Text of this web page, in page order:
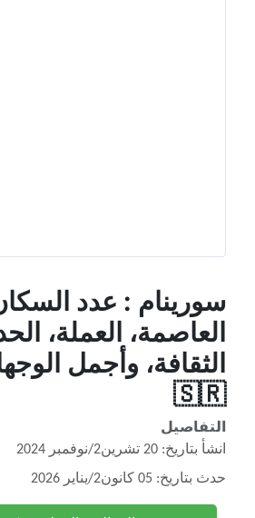
سورينام : عدد
العاصمة، العملة،
🇸🇷
التفاصيل
انشأ بتاريخ: 20 تشرين2/نوفمبر 2024
حدث بتاريخ: 05 كانون2/يناير 2026